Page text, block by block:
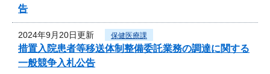
告
2024年9月20日更新 保健医療課
措置入院患者等移送体制整備委託業務の調達に関する
一般競争入札公告